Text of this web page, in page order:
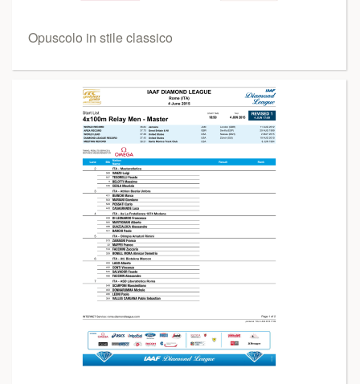
Opuscolo in stile classico